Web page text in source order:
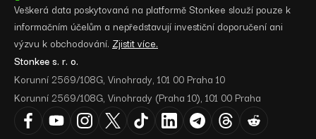
Veškerá data poskytovaná na platformě Stonkee slouží pouze k
informačním účelům a nepředstavují investiční doporučení ani
výzvu k obchodování. Zjistit více.
Stonkee s. r. o.
Korunní 2569/108G, Vinohrady, 101 00 Praha 10
Korunní 2569/108G, Vinohrady (Praha 10), 101 00 Praha